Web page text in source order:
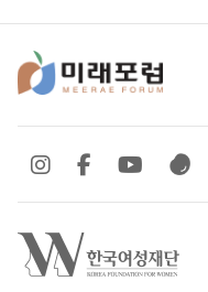
SNS 바로가기
SNS 바로가기
SNS